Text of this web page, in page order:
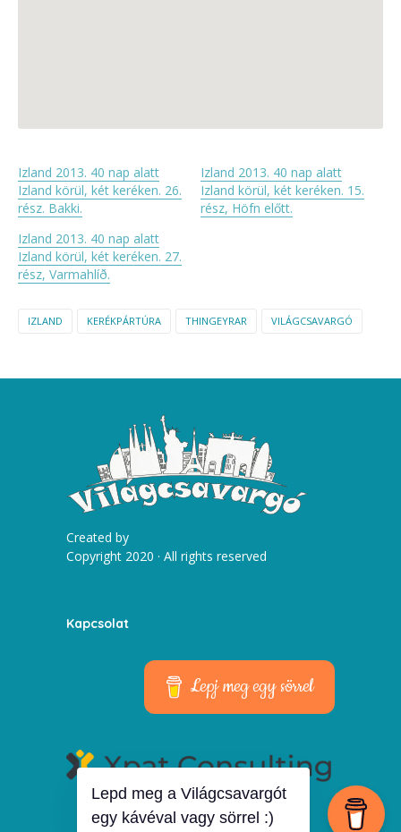
Izland 2013. 40 nap alatt
Izland körül, két keréken. 26.
rész. Bakki.
Izland 2013. 40 nap alatt
Izland körül, két keréken. 15.
rész, Höfn előtt.
Izland 2013. 40 nap alatt
Izland körül, két keréken. 27.
rész, Varmahlíð.
IZLAND KERÉKPÁRTÚRA THINGEYRAR VILÁGCSAVARGÓ
Created by
Copyright 2020 · All rights reserved
Kapcsolat
Lepj meg egy sörrel
Lepd meg a Világcsavargót
egy kávéval vagy sörrel :)